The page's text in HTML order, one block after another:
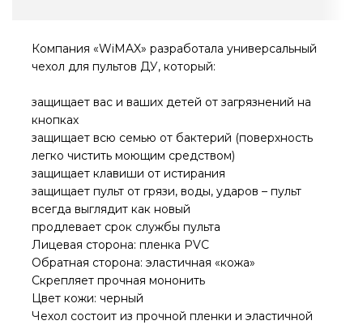
Компания «WiMAX» разработала универсальный
чехол для пультов ДУ, который:
защищает вас и ваших детей от загрязнений на
кнопках
защищает всю семью от бактерий (поверхность
легко чистить моющим средством)
защищает клавиши от истирания
защищает пульт от грязи, воды, ударов – пульт
всегда выглядит как новый
продлевает срок службы пульта
Лицевая сторона: пленка PVC
Обратная сторона: эластичная «кожа»
Скрепляет прочная мононить
Цвет кожи: черный
Чехол состоит из прочной пленки и эластичной